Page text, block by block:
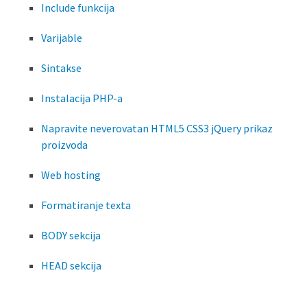
Include funkcija
Varijable
Sintakse
Instalacija PHP-a
Napravite neverovatan HTML5 CSS3 jQuery prikaz
proizvoda
Web hosting
Formatiranje texta
BODY sekcija
HEAD sekcija